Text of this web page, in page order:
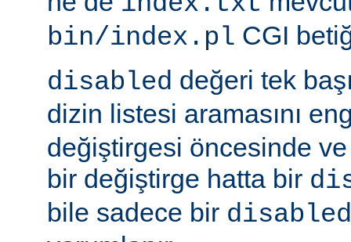
bin/index.pl CGI
disabled değeri tek
dizin listesi aramasını
değiştirgesi öncesinde
bir değiştirge hatta bir
bile sadece bir disabled